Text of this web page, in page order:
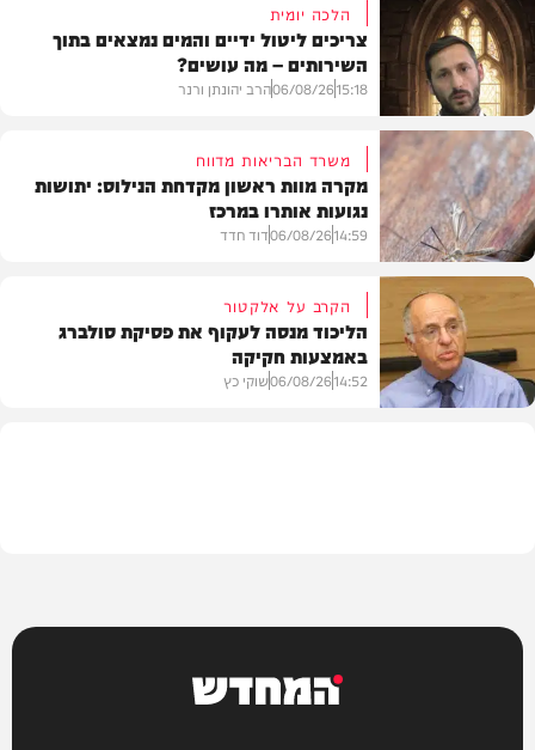
הלכה
הלכה יומית
צריכים ליטול ידיים והמים נמצאים בתוך
השירותים – מה עושים?
15:18
06/08/26הרב יהונתן ורנר
בריאות
משרד הבריאות מדווח
מקרה מוות ראשון מקדחת הנילוס: יתושות
נגועות אותרו במרכז
14:59
06/08/26דוד חדד
הקרב על אלקטור
הליכוד מנסה לעקוף את פסיקת סולברג
באמצעות חקיקה
14:52
06/08/26שוקי כץ
המחדש